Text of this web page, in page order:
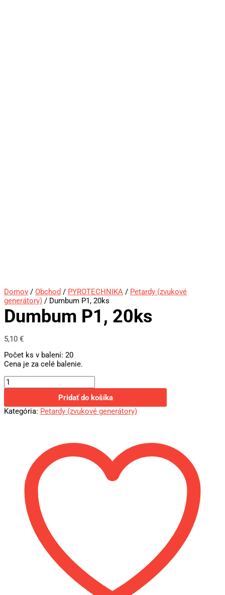
Domov / Obchod / PYROTECHNIKA / Petardy (zvukové
generátory) / Dumbum P1, 20ks
Dumbum P1, 20ks
5,10 €
Počet ks v balení: 20
Cena je za celé balenie.
Pridať do košíka
Kategória: Petardy (zvukové generátory)